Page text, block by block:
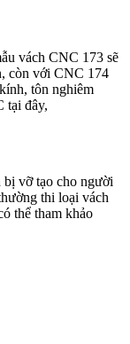
vách CNC 173 sẽ
còn với CNC 174
tôn nghiêm
tại đây,
vỡ tạo cho người
thi loại vách
thể tham khảo